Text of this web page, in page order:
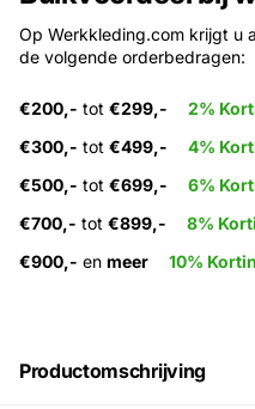
Op Werkkleding.com krijgt u
de volgende orderbedragen:
€200,- tot €299,-
2%
€300,- tot €499,-
4%
€500,- tot €699,-
6%
€700,- tot €899,-
8%
€900,- en meer 10%
Productomschrijving